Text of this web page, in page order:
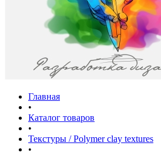
Главная
•
Каталог товаров
•
Текстуры / Polymer clay textures
•